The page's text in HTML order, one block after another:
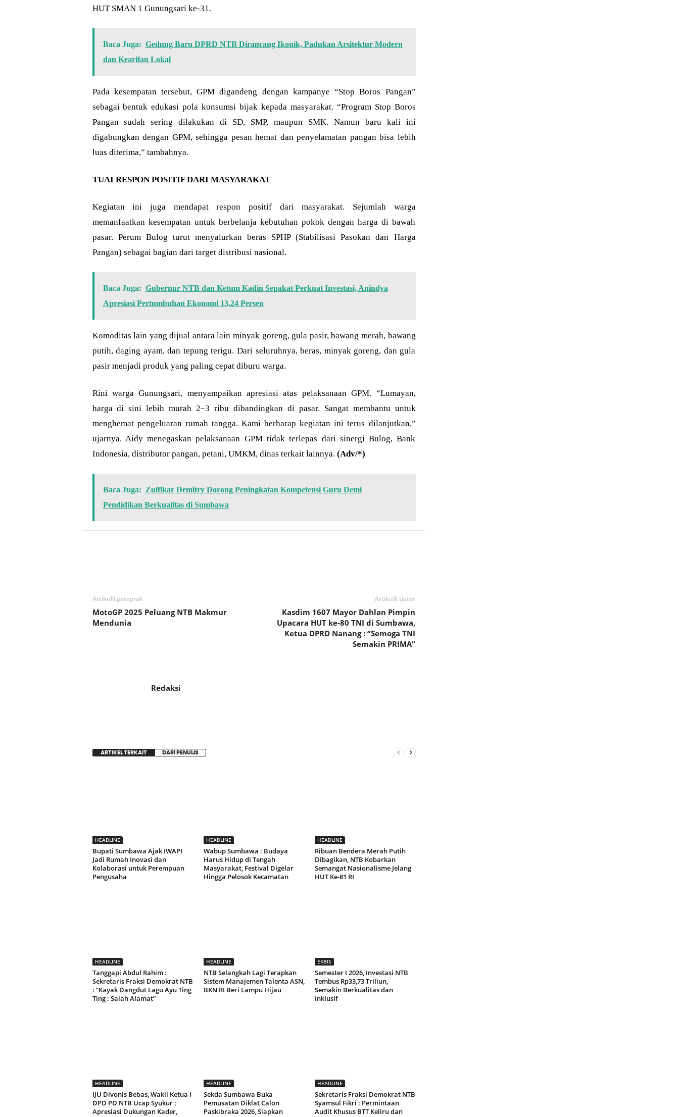
HUT SMAN 1 Gunungsari ke-31.
Baca Juga: Gedung Baru DPRD NTB Dirancang Ikonik, Padukan Arsitektur Modern
dan Kearifan Lokal
Pada kesempatan tersebut, GPM digandeng dengan kampanye “Stop Boros Pangan”
sebagai bentuk edukasi pola konsumsi bijak kepada masyarakat. “Program Stop Boros
Pangan sudah sering dilakukan di SD, SMP, maupun SMK. Namun baru kali ini
digabungkan dengan GPM, sehingga pesan hemat dan penyelamatan pangan bisa lebih
luas diterima,” tambahnya.
TUAI RESPON POSITIF DARI MASYARAKAT
Kegiatan ini juga mendapat respon positif dari masyarakat. Sejumlah warga
memanfaatkan kesempatan untuk berbelanja kebutuhan pokok dengan harga di bawah
pasar. Perum Bulog turut menyalurkan beras SPHP (Stabilisasi Pasokan dan Harga
Pangan) sebagai bagian dari target distribusi nasional.
Baca Juga: Gubernur NTB dan Ketum Kadin Sepakat Perkuat Investasi, Anindya
Apresiasi Pertumbuhan Ekonomi 13,24 Persen
Komoditas lain yang dijual antara lain minyak goreng, gula pasir, bawang merah, bawang
putih, daging ayam, dan tepung terigu. Dari seluruhnya, beras, minyak goreng, dan gula
pasir menjadi produk yang paling cepat diburu warga.
Rini warga Gunungsari, menyampaikan apresiasi atas pelaksanaan GPM. “Lumayan,
harga di sini lebih murah 2–3 ribu dibandingkan di pasar. Sangat membantu untuk
menghemat pengeluaran rumah tangga. Kami berharap kegiatan ini terus dilanjutkan,”
ujarnya. Aidy menegaskan pelaksanaan GPM tidak terlepas dari sinergi Bulog, Bank
Indonesia, distributor pangan, petani, UMKM, dinas terkait lainnya. (Adv/*)
Baca Juga: Zulfikar Demitry Dorong Peningkatan Kompetensi Guru Demi
Pendidikan Berkualitas di Sumbawa
Artikulli paraprak
MotoGP 2025 Peluang NTB Makmur
Mendunia
Artikulli tjetër
Kasdim 1607 Mayor Dahlan Pimpin
Upacara HUT ke-80 TNI di Sumbawa,
Ketua DPRD Nanang : “Semoga TNI
Semakin PRIMA”
Redaksi
ARTIKEL TERKAIT DARI PENULIS
HEADLINE
Bupati Sumbawa Ajak IWAPI
Jadi Rumah Inovasi dan
Kolaborasi untuk Perempuan
Pengusaha
HEADLINE
Wabup Sumbawa : Budaya
Harus Hidup di Tengah
Masyarakat, Festival Digelar
Hingga Pelosok Kecamatan
HEADLINE
Ribuan Bendera Merah Putih
Dibagikan, NTB Kobarkan
Semangat Nasionalisme Jelang
HUT Ke-81 RI
HEADLINE
Tanggapi Abdul Rahim :
Sekretaris Fraksi Demokrat NTB
: “Kayak Dangdut Lagu Ayu Ting
Ting : Salah Alamat”
HEADLINE
NTB Selangkah Lagi Terapkan
Sistem Manajemen Talenta ASN,
BKN RI Beri Lampu Hijau
EKBIS
Semester I 2026, Investasi NTB
Tembus Rp33,73 Triliun,
Semakin Berkualitas dan
Inklusif
HEADLINE
IJU Divonis Bebas, Wakil Ketua I
DPD PD NTB Ucap Syukur :
Apresiasi Dukungan Kader,
HEADLINE
Sekda Sumbawa Buka
Pemusatan Diklat Calon
Paskibraka 2026, Siapkan
HEADLINE
Sekretaris Fraksi Demokrat NTB
Syamsul Fikri : Permintaan
Audit Khusus BTT Keliru dan